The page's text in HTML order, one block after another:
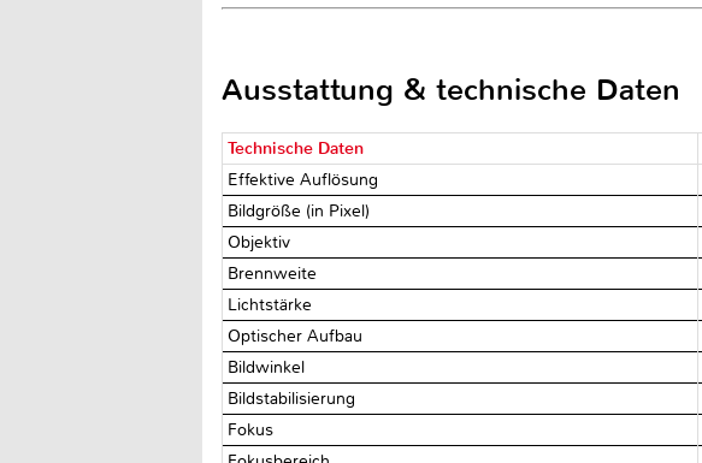
Ausstattung & technische Daten
Technische Daten
Effektive Auflösung
Bildgröße (in Pixel)
Objektiv
Brennweite
Lichtstärke
Optischer Aufbau
Bildwinkel
Bildstabilisierung
Fokus